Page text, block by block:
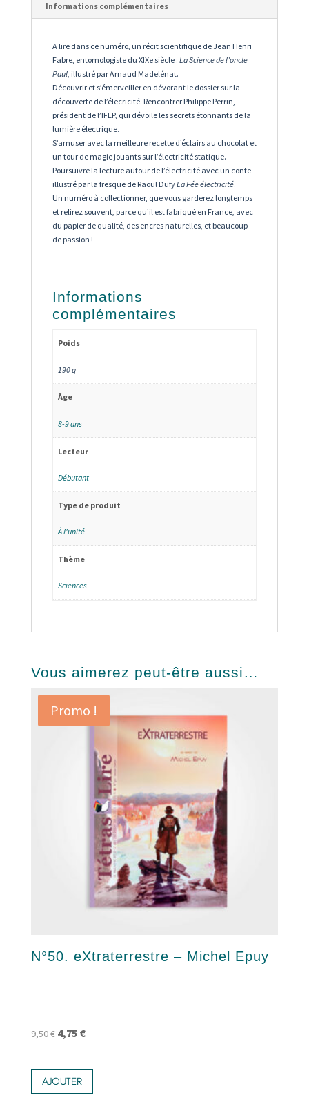
Informations complémentaires
A lire dans ce numéro, un récit scientifique de Jean Henri
Fabre, entomologiste du XIXe siècle : La Science de l’oncle
Paul, illustré par Arnaud Madelénat.
Découvrir et s’émerveiller en dévorant le dossier sur la
découverte de l’élecricité. Rencontrer Philippe Perrin,
président de l’IFEP, qui dévoile les secrets étonnants de la
lumière électrique.
S’amuser avec la meilleure recette d’éclairs au chocolat et
un tour de magie jouants sur l’électricité statique.
Poursuivre la lecture autour de l’électricité avec un conte
illustré par la fresque de Raoul DufyLa Fée électricité.
Un numéro à collectionner, que vous garderez longtemps
et relirez souvent, parce qu’il est fabriqué en France, avec
du papier de qualité, des encres naturelles, et beaucoup
de passion !
Informations
complémentaires
Poids
190 g
Âge
8-9 ans
Lecteur
Débutant
Type de produit
À l'unité
Thème
Sciences
Vous aimerez peut-être aussi…
Promo !
N°50. eXtraterrestre – Michel Epuy
9,50€ Le
initial
était :
4,75 €Le
actuel
AJOUTER